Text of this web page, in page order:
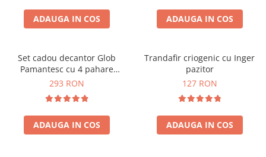
Cadouri Fete
Pentru Copilul din tine
Cadouri de Casa Noua
Cadouri Majorat
Cadouri pentru Nasi
Cadouri pentru Bunici
Cadouri pentru Prieteni
Cani si Termosuri
Jocuri si Puzzle
Seturi de caligrafie
Cadouri Sfantul Alexandru
Cadouri Constantin si Elena
Cadouri Sfanta Maria
Cadouri Sfintii Mihail si Gavriil
ADAUGA IN COS ADAUGA IN COS
Set cadou decantor Glob
Pamantesc cu 4 pahare
Deluxe
293 RON
ADAUGA IN COS
Trandafir criogenic cu Inger
pazitor
127 RON
ADAUGA IN COS